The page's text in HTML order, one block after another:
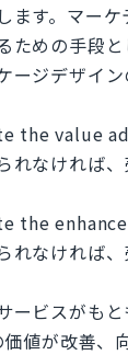
ます。マー
ための手段
ージデザイ
the value
れなければ
the
れなければ
ビスがもと
値が改善、